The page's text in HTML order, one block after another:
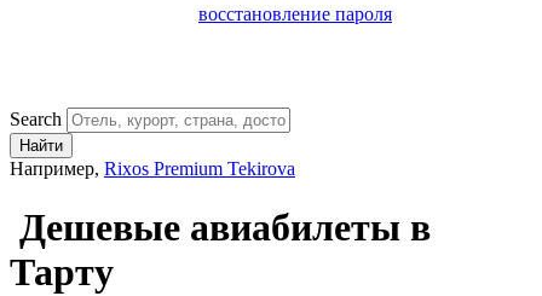
восстановление пароля
Search
Найти
Например, Rixos Premium Tekirova
Дешевые авиабилеты в
Тарту